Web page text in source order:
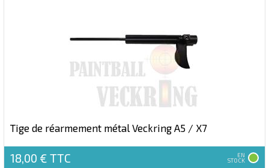
Tige de réarmement métal Veckring A5 / X7
18,00 € TTC EN
STOCK